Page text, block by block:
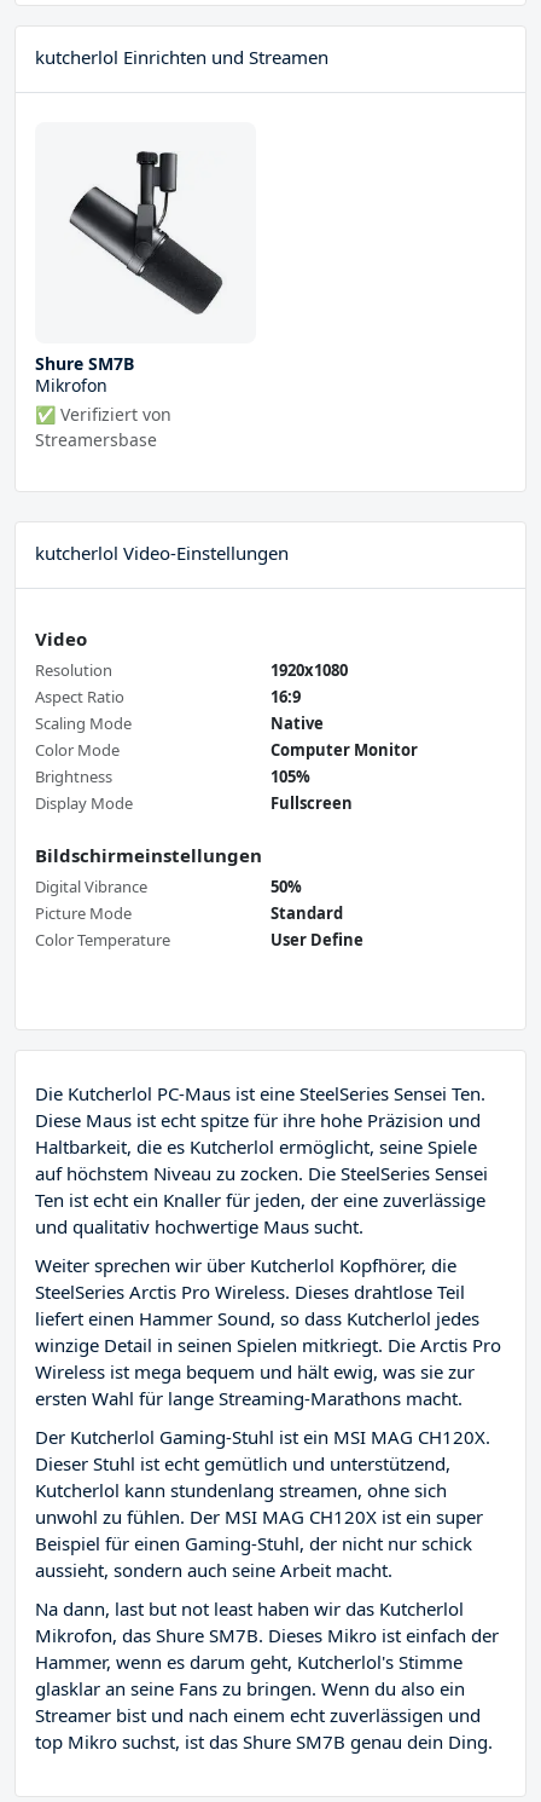
kutcherlol Einrichten und Streamen
Shure SM7B
Mikrofon
✅ Verifiziert von
Streamersbase
kutcherlol Video-Einstellungen
Video
Resolution
1920x1080
Aspect Ratio
16:9
Scaling Mode
Native
Color Mode
Computer Monitor
Brightness
105%
Display Mode
Fullscreen
Bildschirmeinstellungen
Digital Vibrance
50%
Picture Mode
Standard
Color Temperature
User Define
Die Kutcherlol PC-Maus ist eine SteelSeries Sensei Ten.
Diese Maus ist echt spitze für ihre hohe Präzision und
Haltbarkeit, die es Kutcherlol ermöglicht, seine Spiele
auf höchstem Niveau zu zocken. Die SteelSeries Sensei
Ten ist echt ein Knaller für jeden, der eine zuverlässige
und qualitativ hochwertige Maus sucht.
Weiter sprechen wir über Kutcherlol Kopfhörer, die
SteelSeries Arctis Pro Wireless. Dieses drahtlose Teil
liefert einen Hammer Sound, so dass Kutcherlol jedes
winzige Detail in seinen Spielen mitkriegt. Die Arctis Pro
Wireless ist mega bequem und hält ewig, was sie zur
ersten Wahl für lange Streaming-Marathons macht.
Der Kutcherlol Gaming-Stuhl ist ein MSI MAG CH120X.
Dieser Stuhl ist echt gemütlich und unterstützend,
Kutcherlol kann stundenlang streamen, ohne sich
unwohl zu fühlen. Der MSI MAG CH120X ist ein super
Beispiel für einen Gaming-Stuhl, der nicht nur schick
aussieht, sondern auch seine Arbeit macht.
Na dann, last but not least haben wir das Kutcherlol
Mikrofon, das Shure SM7B. Dieses Mikro ist einfach der
Hammer, wenn es darum geht, Kutcherlol's Stimme
glasklar an seine Fans zu bringen. Wenn du also ein
Streamer bist und nach einem echt zuverlässigen und
top Mikro suchst, ist das Shure SM7B genau dein Ding.